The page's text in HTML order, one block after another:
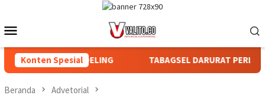
konten
Mobile
Konten Spesial
DAN AFDELING TABAGSEL DARURAT PERLINDUNGAN
Beranda Advetorial